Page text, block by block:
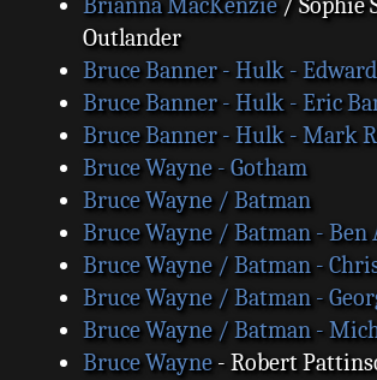
Brianna MacKenzie/ Sophie
Outlander
Bruce Banner - Hulk -
Bruce Banner - Hulk - Eric
Bruce Banner - Hulk - Mark
Bruce Wayne - Gotham
Bruce Wayne / Batman
Bruce Wayne / Batman - Ben
Bruce Wayne / Batman -
Bruce Wayne / Batman -
Bruce Wayne / Batman -
Bruce Wayne- Robert